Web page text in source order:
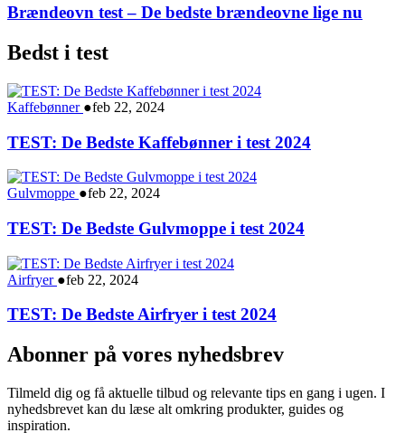
Brændeovn test – De bedste brændeovne lige nu
Bedst i test
Kaffebønner ●feb 22, 2024
TEST: De Bedste Kaffebønner i test 2024
Gulvmoppe ●feb 22, 2024
TEST: De Bedste Gulvmoppe i test 2024
Airfryer ●feb 22, 2024
TEST: De Bedste Airfryer i test 2024
Abonner på vores nyhedsbrev
Tilmeld dig og få aktuelle tilbud og relevante tips en gang i ugen. I
nyhedsbrevet kan du læse alt omkring produkter, guides og
inspiration.